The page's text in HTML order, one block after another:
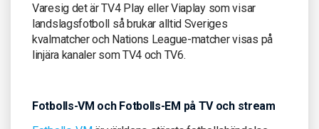
Varesig det är TV4 Play eller Viaplay som visar
landslagsfotboll så brukar alltid Sveriges
kvalmatcher och Nations League-matcher visas på
linjära kanaler som TV4 och TV6.
Fotbolls-VM och Fotbolls-EM på TV och stream